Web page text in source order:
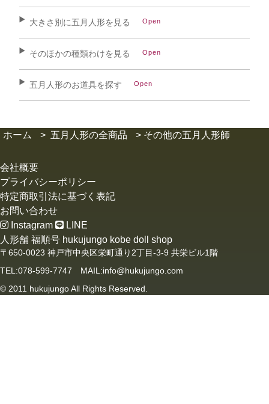
大きさ別に五月人形を見る
そのほかの種類わけを見る
五月人形のお道具を探す
ホーム > 五月人形の全商品 > その他の五月人形師
会社概要
プライバシーポリシー
特定商取引法に基づく表記
お問い合わせ
Instagram
LINE
人形舗 福順号 hukujungo kobe doll shop
〒650-0023 神戸市中央区栄町通り2丁目-3-9 共栄ビル1階
TEL:078-599-7747 MAIL:info@hukujungo.com
© 2011 hukujungo All Rights Reserved.